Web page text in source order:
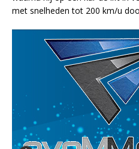
met snelheden tot 200 km/u